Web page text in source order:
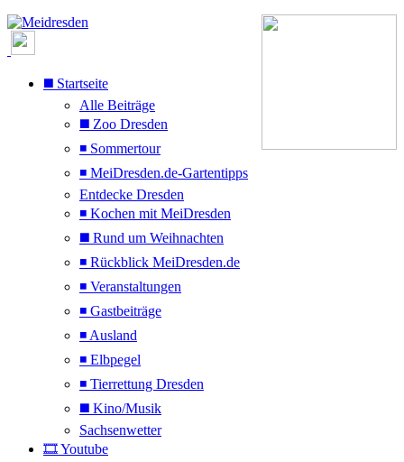
◼️ Startseite
Alle Beiträge
◼️ Zoo Dresden
◾ Sommertour
◾ MeiDresden.de-Gartentipps
Entdecke Dresden
◾ Kochen mit MeiDresden
◼️ Rund um Weihnachten
◾ Rückblick MeiDresden.de
◾ Veranstaltungen
◾ Gastbeiträge
◾ Ausland
◾ Elbpegel
◾ Tierrettung Dresden
◼️ Kino/Musik
Sachsenwetter
🎞️ Youtube